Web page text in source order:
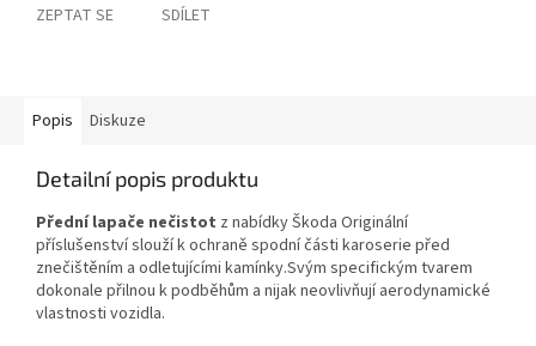
ZEPTAT SE SDÍLET
Popis Diskuze
Detailní popis produktu
Přední lapače nečistot z nabídky Škoda Originální
příslušenství slouží k ochraně spodní části karoserie před
znečištěním a odletujícími kamínky.Svým specifickým tvarem
dokonale přilnou k podběhům a nijak neovlivňují aerodynamické
vlastnosti vozidla.